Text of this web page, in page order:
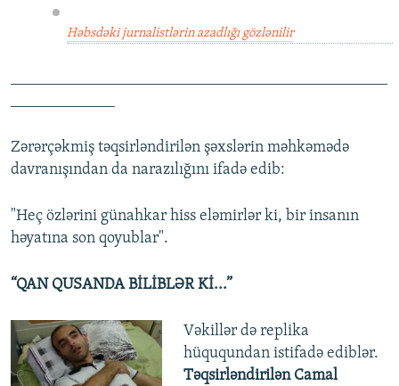
Həbsdəki jurnalistlərin azadlığı gözlənilir
Zərərçəkmiş təqsirləndirilən şəxslərin məhkəmədə
davranışından da narazılığını ifadə edib:
"Heç özlərini günahkar hiss eləmirlər ki, bir insanın
həyatına son qoyublar".
“QAN QUSANDA BİLİBLƏR Kİ...”
Vəkillər də replika
hüququndan istifadə ediblər.
Təqsirləndirilən Camal